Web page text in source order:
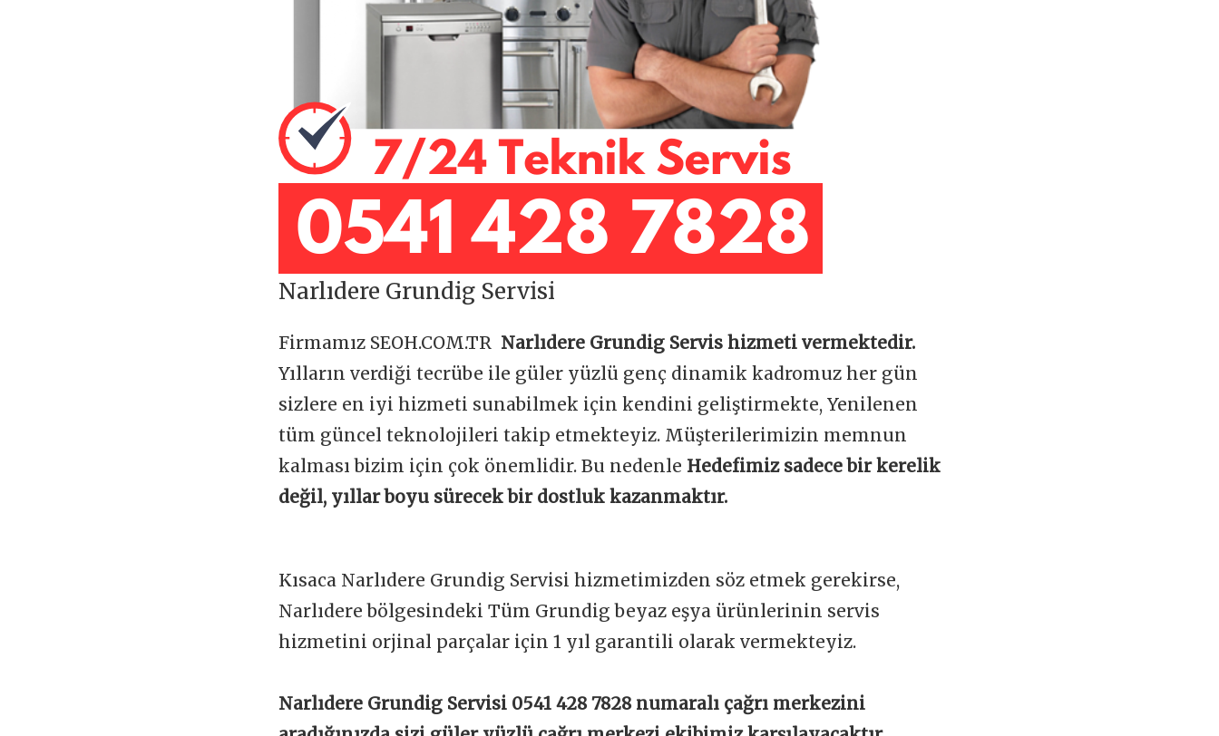
Narlıdere Grundig Servisi
Firmamız SEOH.COM.TR Narlıdere Grundig Servis hizmeti vermektedir.
Yılların verdiği tecrübe ile güler yüzlü genç dinamik kadromuz her gün
sizlere en iyi hizmeti sunabilmek için kendini geliştirmekte, Yenilenen
tüm güncel teknolojileri takip etmekteyiz. Müşterilerimizin memnun
kalması bizim için çok önemlidir. Bu nedenle Hedefimiz sadece bir kerelik
değil, yıllar boyu sürecek bir dostluk kazanmaktır.
Kısaca Narlıdere Grundig Servisi hizmetimizden söz etmek gerekirse,
Narlıdere bölgesindeki Tüm Grundig beyaz eşya ürünlerinin servis
hizmetini orjinal parçalar için 1 yıl garantili olarak vermekteyiz.
Narlıdere Grundig Servisi 0541 428 7828 numaralı çağrı merkezini